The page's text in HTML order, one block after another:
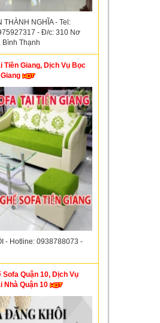
THÀNH NGHĨA - Tel:
- Đ/c: 310 Nơ
Bình Thạnh
Tiền Giang, Dịch Vụ Bọc
- Hotline: 0938788073 -
Sofa Quận 10, Dịch Vụ
Nhà Quận 10